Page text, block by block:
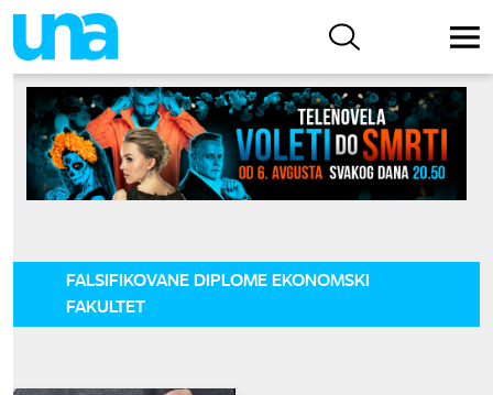
FALSIFIKOVANE DIPLOME EKONOMSKI
FAKULTET